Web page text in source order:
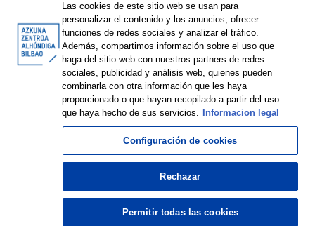
< Items sorted by: 1 to 1 of 1 >
© Azkuna Zentroa - Alhóndiga Bilbao
Las cookies de este sitio web se usan para
personalizar el contenido y los anuncios, ofrecer
funciones de redes sociales y analizar el tráfico.
Además, compartimos información sobre el uso que
haga del sitio web con nuestros partners de redes
sociales, publicidad y análisis web, quienes pueden
combinarla con otra información que les haya
proporcionado o que hayan recopilado a partir del uso
que haya hecho de sus servicios.
Informacion legal
Configuración de cookies
Rechazar
Permitir todas las cookies